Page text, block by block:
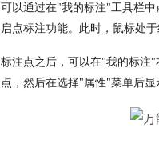
可以通过在"我的标注"工具栏
启点标注功能。此时，鼠标处
标注点之后，可以在"我的标注
点，然后在选择"属性"菜单后